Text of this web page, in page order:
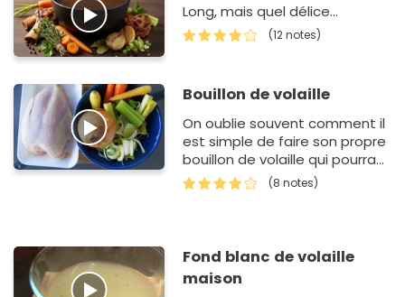
Long, mais quel délice...
(12 notes)
Bouillon de volaille
On oublie souvent comment il
est simple de faire son propre
bouillon de volaille qui pourra
servir à toutes les sauces.
(8 notes)
Fond blanc de volaille
maison